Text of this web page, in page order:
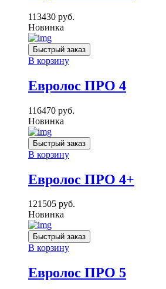
113430 руб.
Новинка
Быстрый заказ
В корзину
Евролос ПРО 4
116470 руб.
Новинка
Быстрый заказ
В корзину
Евролос ПРО 4+
121505 руб.
Новинка
Быстрый заказ
В корзину
Евролос ПРО 5